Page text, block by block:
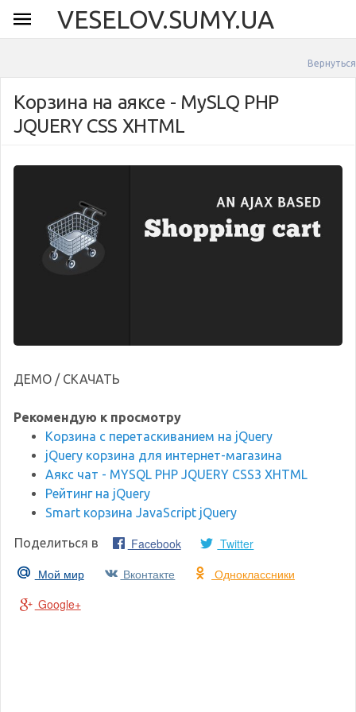
VESELOV.SUMY.UA
Вернуться
Корзина на аяксе - MySLQ PHP
JQUERY CSS XHTML
ДЕМО / СКАЧАТЬ
Рекомендую к просмотру
Корзина с перетаскиванием на jQuery
jQuery корзина для интернет-магазина
Аякс чат - MYSQL PHP JQUERY CSS3 XHTML
Рейтинг на jQuery
Smart корзина JavaScript jQuery
Поделиться в Facebook
Twitter
Мой мир
Вконтакте
Одноклассники
Google+